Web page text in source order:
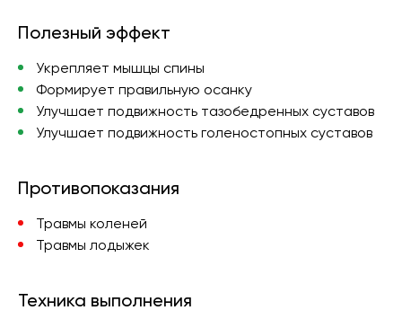
Полезный эффект
Укрепляет мышцы спины
Формирует правильную осанку
Улучшает подвижность тазобедренных суставов
Улучшает подвижность голеностопных суставов
Противопоказания
Травмы коленей
Травмы лодыжек
Техника выполнения